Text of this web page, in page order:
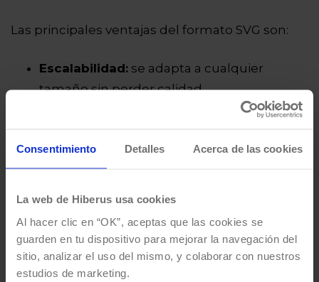
Consentimiento Detalles Acerca de las cookies
La web de Hiberus usa cookies
Al hacer clic en “OK”, aceptas que las cookies se
guarden en tu dispositivo para mejorar la navegación del
sitio, analizar el uso del mismo, y colaborar con nuestros
estudios de marketing.
Las principales ventajas del formato SVG son:
Escalabilidad: se adapta a cualquier
tamaño sin perder calidad.
puede pesar menos que otros
Editabilidad:
puede modificarse desde
programas de diseño o directamente
desde código.
cambios mediante CSS o JavaScript.
Accesibilidad:puede incluir títulos,
descripciones y atributos útiles para